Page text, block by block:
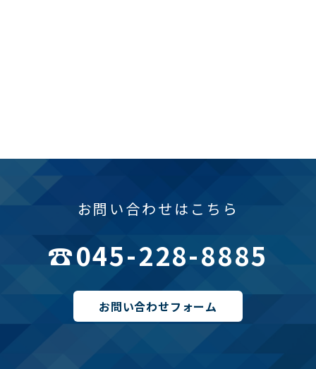
お問い合わせはこちら
☎︎045-228-8885
お問い合わせフォーム